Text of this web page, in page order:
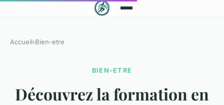
Accueil›Bien-etre
BIEN-ETRE
Découvrez la formation en